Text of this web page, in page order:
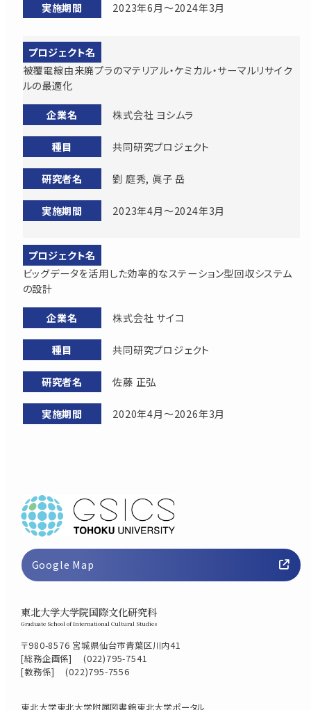
2023年6月～2024年3月
被覆電線由来廃プラのマテリアル・ケミカル・サーマルリサイク
ルの最適化
株式会社 ヨシムラ
共同研究プロジェクト
劉 庭秀, 眞子 岳
2023年4月～2024年3月
ビッグデータを活用した効率的なステーション型回収システム
の設計
株式会社 サイコ
共同研究プロジェクト
佐藤 正弘
2020年4月～2026年3月
東北大学東北大学附属図書館東北大学ポータル
Google Map
東北大学大学院国際文化研究科
Graduate School of International Cultural Studies
〒980-8576 宮城県仙台市青葉区川内41
[総務企画係]
(022)795-7541
[教務係]
(022)795-7556